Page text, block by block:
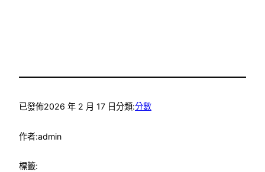
已發佈2026 年 2 月 17 日分類:分數
作者:admin
標籤: